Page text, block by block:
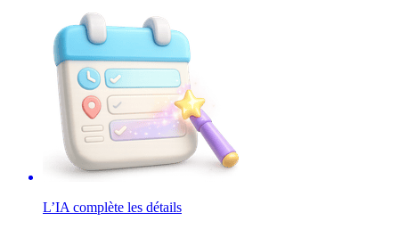
L’IA complète les détails